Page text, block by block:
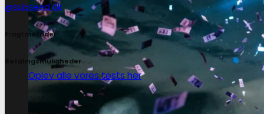
Oplev alle vores tests her
@subseed.dk
Fragtmetoder
Betalingsmuligheder